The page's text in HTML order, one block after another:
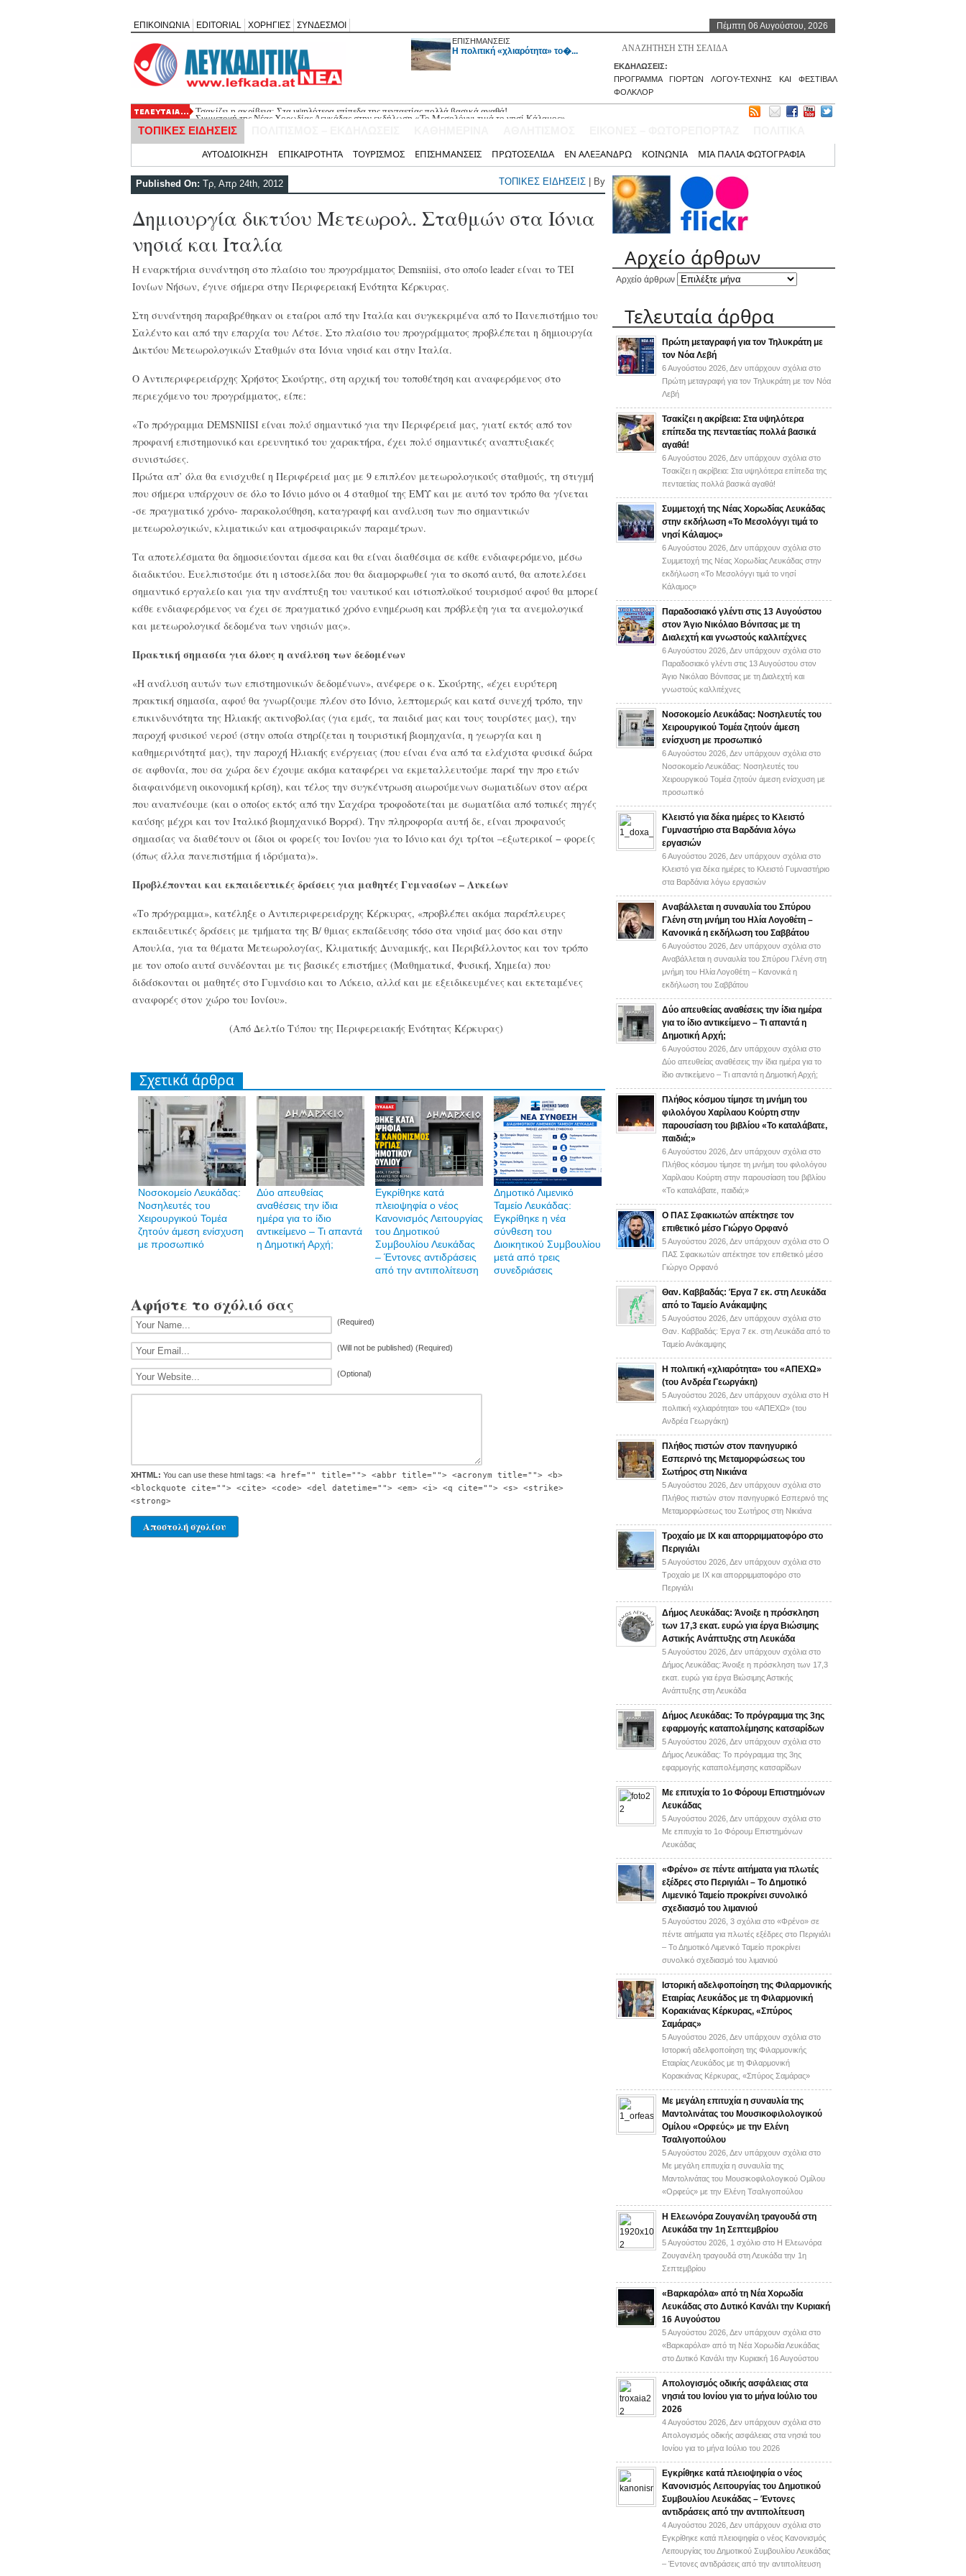
ΕΠΙΚΟΙΝΩΝΙΑ EDITORIAL ΧΟΡΗΓΙΕΣ ΣΥΝΔΕΣΜΟΙ Πέμπτη 06 Αυγούστου, 2026
ΕΠΙΣΗΜΑΝΣΕΙΣ
H πολιτική «χλιαρότητα» το�...
ΕΚΔΗΛΩΣΕΙΣ:
ΠΡΟΓΡΑΜΜΑ ΓΙΟΡΤΩΝ ΛΟΓΟΥ-ΤΕΧΝΗΣ ΚΑΙ ΦΕΣΤΙΒΑΛ
ΦΟΛΚΛΟΡ
Συμμετοχή της Νέας Χορωδίας Λευκάδας στην εκδήλωση «Το Μεσολόγγι τιμά το νησί Κάλαμος»
ΤΟΠΙΚΕΣ ΕΙΔΗΣΕΙΣ
ΑΥΤΟΔΙΟΙΚΗΣΗ ΕΠΙΚΑΙΡΟΤΗΤΑ ΤΟΥΡΙΣΜΟΣ ΕΠΙΣΗΜΑΝΣΕΙΣ ΠΡΩΤΟΣΕΛΙΔΑ ΕΝ ΑΛΕΞΑΝΔΡΩ ΚΟΙΝΩΝΙΑ ΜΙΑ ΠΑΛΙΑ ΦΩΤΟΓΡΑΦΙΑ
Published On: Τρ, Απρ 24th, 2012 ΤΟΠΙΚΕΣ ΕΙΔΗΣΕΙΣ | By
Δημιουργία δικτύου Μετεωρολ. Σταθμών στα Ιόνια
νησιά και Ιταλία
Η εναρκτήρια συνάντηση στο πλαίσιο του προγράμματος Demsniisi, στο οποίο leader είναι το ΤΕΙ
Ιονίων Νήσων, έγινε σήμερα στην Περιφερειακή Ενότητα Κέρκυρας.
Στη συνάντηση παραβρέθηκαν οι εταίροι από την Ιταλία και συγκεκριμένα από το Πανεπιστήμιο του
Σαλέντο και από την επαρχία του Λέτσε. Στο πλαίσιο του προγράμματος προβλέπεται η δημιουργία
Δικτύου Μετεωρολογικών Σταθμών στα Ιόνια νησιά και στην Ιταλία.
Ο Αντιπεριφερειάρχης Χρήστος Σκούρτης, στη αρχική του τοποθέτηση και αναφερόμενος στο
περιεχόμενο του προγράμματος, είπε:
«Το πρόγραμμα DEMSNIISI είναι πολύ σημαντικό για την Περιφέρειά μας, γιατί εκτός από τον
προφανή επιστημονικό και ερευνητικό του χαρακτήρα, έχει πολύ σημαντικές αναπτυξιακές
συνιστώσες.
Πρώτα απ’ όλα θα ενισχυθεί η Περιφέρειά μας με 9 επιπλέον μετεωρολογικούς σταθμούς, τη στιγμή
που σήμερα υπάρχουν σε όλο το Ιόνιο μόνο οι 4 σταθμοί της ΕΜΥ και με αυτό τον τρόπο θα γίνεται
-σε πραγματικό χρόνο- παρακολούθηση, καταγραφή και ανάλυση των πιο σημαντικών
μετεωρολογικών, κλιματικών και ατμοσφαιρικών παραμέτρων.
Τα αποτελέσματα θα δημοσιεύονται άμεσα και θα είναι διαθέσιμα σε κάθε ενδιαφερόμενο, μέσω
διαδικτύου. Ευελπιστούμε ότι η ιστοσελίδα που θα διαμορφωθεί για το σκοπό αυτό, θα αποτελέσει
σημαντικό εργαλείο και για την ανάπτυξη του ναυτικού και ιστιοπλοϊκού τουρισμού αφού θα μπορεί
κάθε ενδιαφερόμενος να έχει σε πραγματικό χρόνο ενημέρωση και πρόβλεψη για τα ανεμολογικά
και μετεωρολογικά δεδομένα των νησιών μας».
Πρακτική σημασία για όλους η ανάλυση των δεδομένων
«Η ανάλυση αυτών των επιστημονικών δεδομένων», ανέφερε ο κ. Σκούρτης, «έχει ευρύτερη
πρακτική σημασία, αφού θα γνωρίζουμε πλέον στο Ιόνιο, λεπτομερώς και κατά συνεχή τρόπο, την
επικινδυνότητα της Ηλιακής ακτινοβολίας (για εμάς, τα παιδιά μας και τους τουρίστες μας), την
παροχή φυσικού νερού (στην οποία στηρίζεται η τουριστική βιομηχανία, η γεωργία και η
καθημερινότητά μας), την παροχή Ηλιακής ενέργειας (που είναι ένα από τα ελάχιστα φυσικά δώρα
σε αφθονία, που σα χώρα δεν έχουμε ακόμα καταφέρει να εκμεταλλευτούμε παρά την προ ετών
διαφαινόμενη οικονομική κρίση), και τέλος την συγκέντρωση αιωρούμενων σωματιδίων στον αέρα
που αναπνέουμε (και ο οποίος εκτός από την Σαχάρα τροφοδοτείται με σωματίδια από τοπικές πηγές
καύσης μέχρι και τον Ιταλικό βιομηχανικό Βορρά). Την πληροφορία αυτή δε, είναι προφανούς
σημασίας να διαθέτουν οι ίδιοι οι φορείς του Ιονίου για το Ιόνιο και όχι τρίτοι –εξωτερικοί − φορείς
(όπως άλλα πανεπιστήμια ή ιδρύματα)».
Προβλέπονται και εκπαιδευτικές δράσεις για μαθητές Γυμνασίων – Λυκείων
«Το πρόγραμμα», κατέληξε ο Αντιπεριφερειάρχης Κέρκυρας, «προβλέπει ακόμα παράπλευρες
εκπαιδευτικές δράσεις με τμήματα της Β/ θμιας εκπαίδευσης τόσο στα νησιά μας όσο και στην
Απουλία, για τα θέματα Μετεωρολογίας, Κλιματικής Δυναμικής, και Περιβάλλοντος και τον τρόπο
με τον οποίο αυτά συνδέονται με τις βασικές επιστήμες (Μαθηματικά, Φυσική, Χημεία) που
διδάσκονται οι μαθητές στο Γυμνάσιο και το Λύκειο, αλλά και με εξειδικευμένες και εκτεταμένες
αναφορές στον χώρο του Ιονίου».
(Από Δελτίο Τύπου της Περιφερειακής Ενότητας Κέρκυρας)
Σχετικά άρθρα
Νοσοκομείο Λευκάδας:
Νοσηλευτές του
Χειρουργικού Τομέα
ζητούν άμεση ενίσχυση
με προσωπικό
Δύο απευθείας
αναθέσεις την ίδια
ημέρα για το ίδιο
αντικείμενο – Τι απαντά
η Δημοτική Αρχή;
Εγκρίθηκε κατά
πλειοψηφία ο νέος
Κανονισμός Λειτουργίας
του Δημοτικού
Συμβουλίου Λευκάδας
– Έντονες αντιδράσεις
από την αντιπολίτευση
Δημοτικό Λιμενικό
Ταμείο Λευκάδας:
Εγκρίθηκε η νέα
σύνθεση του
Διοικητικού Συμβουλίου
μετά από τρεις
συνεδριάσεις
Αφήστε το σχόλιό σας
(Required)
(Will not be published) (Required)
(Optional)
XHTML: You can use these html tags: <a href="" title=""> <abbr title=""> <acronym title=""> <b>
<blockquote cite=""> <cite> <code> <del datetime=""> <em> <i> <q cite=""> <s> <strike>
<strong>
Αρχείο άρθρων
Αρχείο άρθρων
Τελευταία άρθρα
Πρώτη μεταγραφή για τον Τηλυκράτη με
τον Νόα Λεβή
6 Αυγούστου 2026, Δεν υπάρχουν σχόλια στο
Πρώτη μεταγραφή για τον Τηλυκράτη με τον Νόα
Λεβή
Τσακίζει η ακρίβεια: Στα υψηλότερα
επίπεδα της πενταετίας πολλά βασικά
αγαθά!
6 Αυγούστου 2026, Δεν υπάρχουν σχόλια στο
Τσακίζει η ακρίβεια: Στα υψηλότερα επίπεδα της
πενταετίας πολλά βασικά αγαθά!
Συμμετοχή της Νέας Χορωδίας Λευκάδας
στην εκδήλωση «Το Μεσολόγγι τιμά το
νησί Κάλαμος»
6 Αυγούστου 2026, Δεν υπάρχουν σχόλια στο
Συμμετοχή της Νέας Χορωδίας Λευκάδας στην
εκδήλωση «Το Μεσολόγγι τιμά το νησί
Κάλαμος»
Παραδοσιακό γλέντι στις 13 Αυγούστου
στον Άγιο Νικόλαο Βόνιτσας με τη
Διαλεχτή και γνωστούς καλλιτέχνες
6 Αυγούστου 2026, Δεν υπάρχουν σχόλια στο
Παραδοσιακό γλέντι στις 13 Αυγούστου στον
Άγιο Νικόλαο Βόνιτσας με τη Διαλεχτή και
γνωστούς καλλιτέχνες
Νοσοκομείο Λευκάδας: Νοσηλευτές του
Χειρουργικού Τομέα ζητούν άμεση
ενίσχυση με προσωπικό
6 Αυγούστου 2026, Δεν υπάρχουν σχόλια στο
Νοσοκομείο Λευκάδας: Νοσηλευτές του
Χειρουργικού Τομέα ζητούν άμεση ενίσχυση με
προσωπικό
Κλειστό για δέκα ημέρες το Κλειστό
Γυμναστήριο στα Βαρδάνια λόγω
εργασιών
6 Αυγούστου 2026, Δεν υπάρχουν σχόλια στο
Κλειστό για δέκα ημέρες το Κλειστό Γυμναστήριο
στα Βαρδάνια λόγω εργασιών
Αναβάλλεται η συναυλία του Σπύρου
Γλένη στη μνήμη του Ηλία Λογοθέτη –
Κανονικά η εκδήλωση του Σαββάτου
6 Αυγούστου 2026, Δεν υπάρχουν σχόλια στο
Αναβάλλεται η συναυλία του Σπύρου Γλένη στη
μνήμη του Ηλία Λογοθέτη – Κανονικά η
εκδήλωση του Σαββάτου
Δύο απευθείας αναθέσεις την ίδια ημέρα
για το ίδιο αντικείμενο – Τι απαντά η
Δημοτική Αρχή;
6 Αυγούστου 2026, Δεν υπάρχουν σχόλια στο
Δύο απευθείας αναθέσεις την ίδια ημέρα για το
ίδιο αντικείμενο – Τι απαντά η Δημοτική Αρχή;
Πλήθος κόσμου τίμησε τη μνήμη του
φιλολόγου Χαρίλαου Κούρτη στην
παρουσίαση του βιβλίου «Το καταλάβατε,
παιδιά;»
6 Αυγούστου 2026, Δεν υπάρχουν σχόλια στο
Πλήθος κόσμου τίμησε τη μνήμη του φιλολόγου
Χαρίλαου Κούρτη στην παρουσίαση του βιβλίου
«Το καταλάβατε, παιδιά;»
Ο ΠΑΣ Σφακιωτών απέκτησε τον
επιθετικό μέσο Γιώργο Ορφανό
5 Αυγούστου 2026, Δεν υπάρχουν σχόλια στο Ο
ΠΑΣ Σφακιωτών απέκτησε τον επιθετικό μέσο
Γιώργο Ορφανό
Θαν. Καββαδάς: Έργα 7 εκ. στη Λευκάδα
από το Ταμείο Ανάκαμψης
5 Αυγούστου 2026, Δεν υπάρχουν σχόλια στο
Θαν. Καββαδάς: Έργα 7 εκ. στη Λευκάδα από το
Ταμείο Ανάκαμψης
H πολιτική «χλιαρότητα» του «AΠΕΧΩ»
(του Ανδρέα Γεωργάκη)
5 Αυγούστου 2026, Δεν υπάρχουν σχόλια στο H
πολιτική «χλιαρότητα» του «AΠΕΧΩ» (του
Ανδρέα Γεωργάκη)
Πλήθος πιστών στον πανηγυρικό
Εσπερινό της Μεταμορφώσεως του
Σωτήρος στη Νικιάνα
5 Αυγούστου 2026, Δεν υπάρχουν σχόλια στο
Πλήθος πιστών στον πανηγυρικό Εσπερινό της
Μεταμορφώσεως του Σωτήρος στη Νικιάνα
Τροχαίο με ΙΧ και απορριμματοφόρο στο
Περιγιάλι
5 Αυγούστου 2026, Δεν υπάρχουν σχόλια στο
Τροχαίο με ΙΧ και απορριμματοφόρο στο
Περιγιάλι
Δήμος Λευκάδας: Άνοιξε η πρόσκληση
των 17,3 εκατ. ευρώ για έργα Βιώσιμης
Αστικής Ανάπτυξης στη Λευκάδα
5 Αυγούστου 2026, Δεν υπάρχουν σχόλια στο
Δήμος Λευκάδας: Άνοιξε η πρόσκληση των 17,3
εκατ. ευρώ για έργα Βιώσιμης Αστικής
Ανάπτυξης στη Λευκάδα
Δήμος Λευκάδας: Το πρόγραμμα της 3ης
εφαρμογής καταπολέμησης κατσαρίδων
5 Αυγούστου 2026, Δεν υπάρχουν σχόλια στο
Δήμος Λευκάδας: Το πρόγραμμα της 3ης
εφαρμογής καταπολέμησης κατσαρίδων
Με επιτυχία το 1ο Φόρουμ Επιστημόνων
Λευκάδας
5 Αυγούστου 2026, Δεν υπάρχουν σχόλια στο
Με επιτυχία το 1ο Φόρουμ Επιστημόνων
Λευκάδας
«Φρένο» σε πέντε αιτήματα για πλωτές
εξέδρες στο Περιγιάλι – Το Δημοτικό
Λιμενικό Ταμείο προκρίνει συνολικό
σχεδιασμό του λιμανιού
5 Αυγούστου 2026, 3 σχόλια στο «Φρένο» σε
πέντε αιτήματα για πλωτές εξέδρες στο Περιγιάλι
– Το Δημοτικό Λιμενικό Ταμείο προκρίνει
συνολικό σχεδιασμό του λιμανιού
Ιστορική αδελφοποίηση της Φιλαρμονικής
Εταιρίας Λευκάδος με τη Φιλαρμονική
Κορακιάνας Κέρκυρας, «Σπύρος
Σαμάρας»
5 Αυγούστου 2026, Δεν υπάρχουν σχόλια στο
Ιστορική αδελφοποίηση της Φιλαρμονικής
Εταιρίας Λευκάδος με τη Φιλαρμονική
Κορακιάνας Κέρκυρας, «Σπύρος Σαμάρας»
Με μεγάλη επιτυχία η συναυλία της
Μαντολινάτας του Μουσικοφιλολογικού
Ομίλου «Ορφεύς» με την Ελένη
Τσαλιγοπούλου
5 Αυγούστου 2026, Δεν υπάρχουν σχόλια στο
Με μεγάλη επιτυχία η συναυλία της
Μαντολινάτας του Μουσικοφιλολογικού Ομίλου
«Ορφεύς» με την Ελένη Τσαλιγοπούλου
Η Ελεωνόρα Ζουγανέλη τραγουδά στη
Λευκάδα την 1η Σεπτεμβρίου
5 Αυγούστου 2026, 1 σχόλιο στο Η Ελεωνόρα
Ζουγανέλη τραγουδά στη Λευκάδα την 1η
Σεπτεμβρίου
«Βαρκαρόλα» από τη Νέα Χορωδία
Λευκάδας στο Δυτικό Κανάλι την Κυριακή
16 Αυγούστου
5 Αυγούστου 2026, Δεν υπάρχουν σχόλια στο
«Βαρκαρόλα» από τη Νέα Χορωδία Λευκάδας
στο Δυτικό Κανάλι την Κυριακή 16 Αυγούστου
Απολογισμός οδικής ασφάλειας στα
νησιά του Ιονίου για το μήνα Ιούλιο του
2026
4 Αυγούστου 2026, Δεν υπάρχουν σχόλια στο
Απολογισμός οδικής ασφάλειας στα νησιά του
Ιονίου για το μήνα Ιούλιο του 2026
Εγκρίθηκε κατά πλειοψηφία ο νέος
Κανονισμός Λειτουργίας του Δημοτικού
Συμβουλίου Λευκάδας – Έντονες
αντιδράσεις από την αντιπολίτευση
4 Αυγούστου 2026, Δεν υπάρχουν σχόλια στο
Εγκρίθηκε κατά πλειοψηφία ο νέος Κανονισμός
Λειτουργίας του Δημοτικού Συμβουλίου Λευκάδας
– Έντονες αντιδράσεις από την αντιπολίτευση